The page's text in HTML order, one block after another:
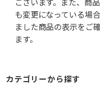
ございます。また、商
も変更になっている場
ました商品の表示をご
ます。
カテゴリーから探す